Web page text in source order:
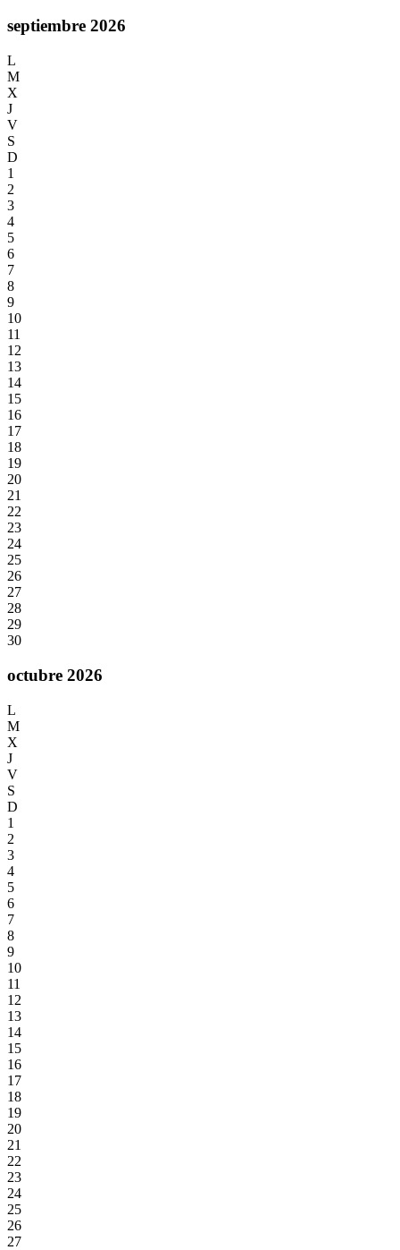
septiembre 2026
L
M
X
J
V
S
D
1
2
3
4
5
6
7
8
9
10
11
12
13
14
15
16
17
18
19
20
21
22
23
24
25
26
27
28
29
30
octubre 2026
L
M
X
J
V
S
D
1
2
3
4
5
6
7
8
9
10
11
12
13
14
15
16
17
18
19
20
21
22
23
24
25
26
27